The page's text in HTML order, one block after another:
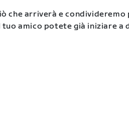
che arriverà e
amico potete già iniziare a